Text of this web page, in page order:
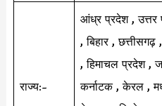
राज्य:-
आंध्र प्रदेश ,
, बिहार , छत्तीसगढ़
, हिमाचल प्रदेश ,
कर्नाटक , केरल ,